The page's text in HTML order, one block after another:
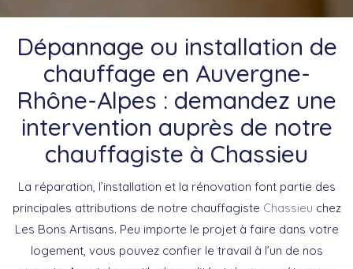
Dépannage ou installation de
chauffage en Auvergne-
Rhône-Alpes : demandez une
intervention auprès de notre
chauffagiste à Chassieu
La réparation, l’installation et la rénovation font partie des
principales attributions de notre chauffagiste Chassieu chez
Les Bons Artisans. Peu importe le projet à faire dans votre
logement, vous pouvez confier le travail à l’un de nos